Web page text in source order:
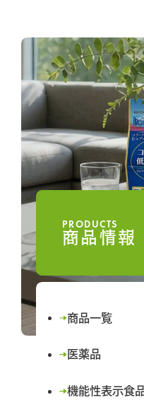
PRODUCTS
商品情報
商品一覧
医薬品
機能性表示食